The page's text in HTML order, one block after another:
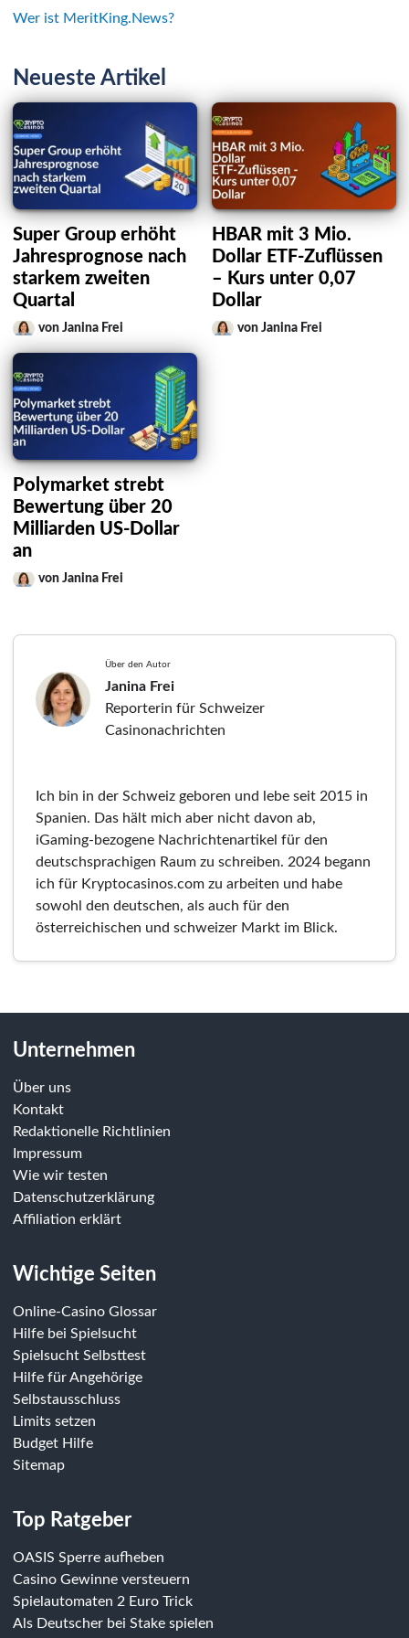
Wer ist MeritKing.News?
Neueste Artikel
Super Group erhöht
Jahresprognose nach
starkem zweiten
Quartal
von Janina Frei
HBAR mit 3 Mio.
Dollar ETF-Zuflüssen
– Kurs unter 0,07
Dollar
von Janina Frei
Polymarket strebt
Bewertung über 20
Milliarden US-Dollar
an
von Janina Frei
Über den Autor
Janina Frei
Reporterin für Schweizer
Casinonachrichten
Ich bin in der Schweiz geboren und lebe seit 2015 in
Spanien. Das hält mich aber nicht davon ab,
iGaming-bezogene Nachrichtenartikel für den
deutschsprachigen Raum zu schreiben. 2024 begann
ich für Kryptocasinos.com zu arbeiten und habe
sowohl den deutschen, als auch für den
österreichischen und schweizer Markt im Blick.
Unternehmen
Über uns
Kontakt
Redaktionelle Richtlinien
Impressum
Wie wir testen
Datenschutzerklärung
Affiliation erklärt
Wichtige Seiten
Online-Casino Glossar
Hilfe bei Spielsucht
Spielsucht Selbsttest
Hilfe für Angehörige
Selbstausschluss
Limits setzen
Budget Hilfe
Sitemap
Top Ratgeber
OASIS Sperre aufheben
Casino Gewinne versteuern
Spielautomaten 2 Euro Trick
Als Deutscher bei Stake spielen